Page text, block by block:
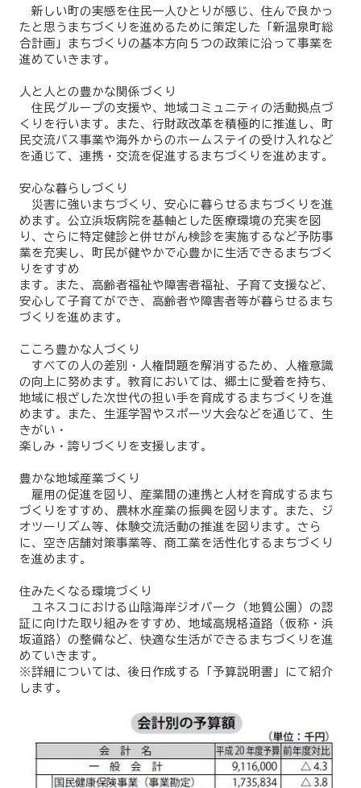
新しい町の実感を住民一人ひとりが感じ、住んで良かっ
たと思うまちづくりを進めるために策定した「新温泉町総
合計画」まちづくりの基本方向５つの政策に沿って事業を
進めていきます。
人と人との豊かな関係づくり
住民グループの支援や、地域コミュニティの活動拠点づ
くりを行います。また、行財政改革を積極的に推進し、町
民交流バス事業や海外からのホームステイの受け入れなど
を通じて、連携・交流を促進するまちづくりを進めます。
安心な暮らしづくり
災害に強いまちづくり、安心に暮らせるまちづくりを進
めます。公立浜坂病院を基軸とした医療環境の充実を図
り、さらに特定健診と併せがん検診を実施するなど予防事
業を充実し、町民が健やかで心豊かに生活できるまちづく
りをすすめ
ます。また、高齢者福祉や障害者福祉、子育て支援など、
安心して子育てができ、高齢者や障害者等が暮らせるまち
づくりを進めます。
こころ豊かな人づくり
すべての人の差別・人権問題を解消するため、人権意識
の向上に努めます。教育においては、郷土に愛着を持ち、
地域に根ざした次世代の担い手を育成するまちづくりを進
めます。また、生涯学習やスポーツ大会などを通じて、生
きがい・
楽しみ・誇りづくりを支援します。
豊かな地域産業づくり
雇用の促進を図り、産業間の連携と人材を育成するまち
づくりをすすめ、農林水産業の振興を図ります。また、ジ
オツーリズム等、体験交流活動の推進を図ります。さら
に、空き店舗対策事業等、商工業を活性化するまちづくり
を進めます。
住みたくなる環境づくり
ユネスコにおける山陰海岸ジオパーク（地質公園）の認
証に向けた取り組みをすすめ、地域高規格道路（仮称・浜
坂道路）の整備など、快適な生活ができるまちづくりを進
めていきます。
※詳細については、後日作成する「予算説明書」にて紹介
します。